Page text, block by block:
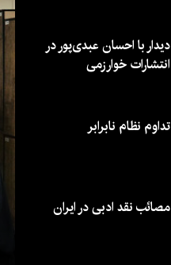
دیدار با احسان عبدی‌پور در
انتشارات خوارزمی
تداوم نظام نابرابر
مصائب نقد ادبی در ایران